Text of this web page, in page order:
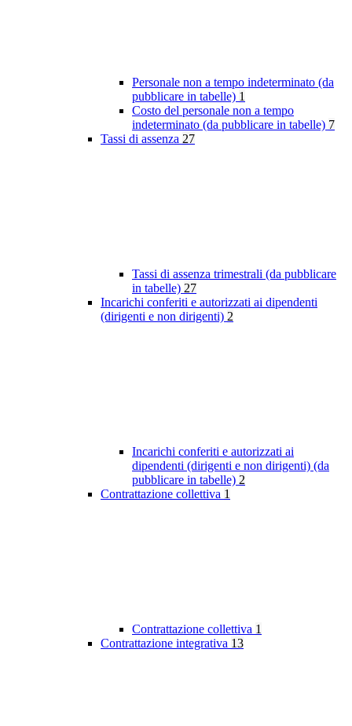
Personale non a tempo indeterminato (da
pubblicare in tabelle) 1
Costo del personale non a tempo
indeterminato (da pubblicare in tabelle) 7
Tassi di assenza 27
Tassi di assenza trimestrali (da pubblicare
in tabelle) 27
Incarichi conferiti e autorizzati ai dipendenti
(dirigenti e non dirigenti) 2
Incarichi conferiti e autorizzati ai
dipendenti (dirigenti e non dirigenti) (da
pubblicare in tabelle) 2
Contrattazione collettiva 1
Contrattazione collettiva 1
Contrattazione integrativa 13